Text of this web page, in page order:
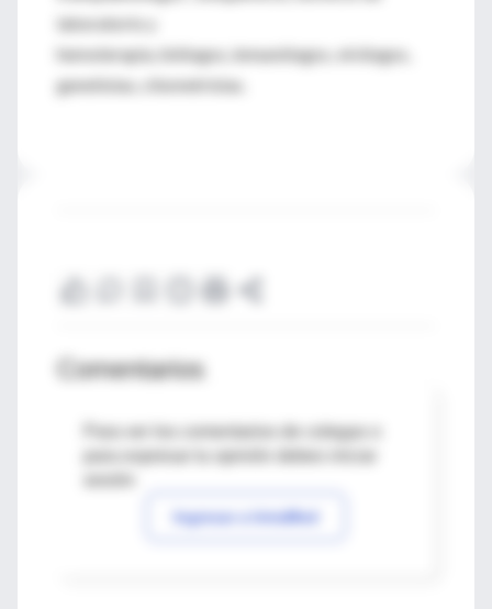
laboratorio y
hemoterapia, biólogos, inmunólogos, virólogos,
genetistas, citometristas.
Comentarios
Para ver los comentarios de colegas o
Ingresar a IntraMed